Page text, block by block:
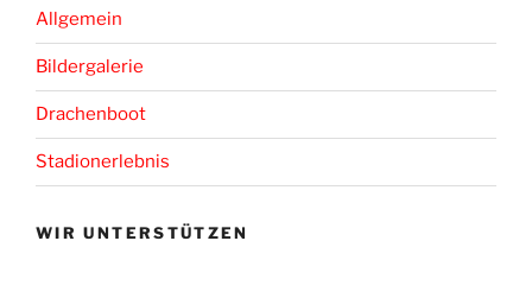
Allgemein
Bildergalerie
Drachenboot
Stadionerlebnis
WIR UNTERSTÜTZEN